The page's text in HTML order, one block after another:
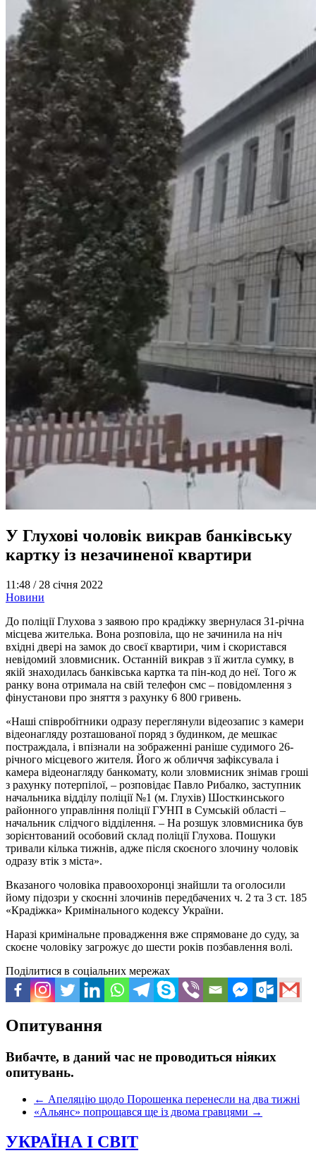
У Глухові чоловік викрав банківську
картку із незачиненої квартири
11:48 / 28 січня 2022
Новини
До поліції Глухова з заявою про крадіжку звернулася 31-річна
місцева жителька. Вона розповіла, що не зачинила на ніч
вхідні двері на замок до своєї квартири, чим і скористався
невідомий зловмисник. Останній викрав з її житла сумку, в
якій знаходилась банківська картка та пін-код до неї. Того ж
ранку вона отримала на свій телефон смс – повідомлення з
фінустанови про зняття з рахунку 6 800 гривень.
«Наші співробітники одразу переглянули відеозапис з камери
відеонагляду розташованої поряд з будинком, де мешкає
постраждала, і впізнали на зображенні раніше судимого 26-
річного місцевого жителя. Його ж обличчя зафіксувала і
камера відеонагляду банкомату, коли зловмисник знімав гроші
з рахунку потерпілої, – розповідає Павло Рибалко, заступник
начальника відділу поліції №1 (м. Глухів) Шосткинського
районного управління поліції ГУНП в Сумській області –
начальник слідчого відділення. – На розшук зловмисника був
зорієнтований особовий склад поліції Глухова. Пошуки
тривали кілька тижнів, адже після скоєного злочину чоловік
одразу втік з міста».
Вказаного чоловіка правоохоронці знайшли та оголосили
йому підозри у скоєнні злочинів передбачених ч. 2 та 3 ст. 185
«Крадіжка» Кримінального кодексу України.
Наразі кримінальне провадження вже спрямоване до суду, за
скоєне чоловіку загрожує до шести років позбавлення волі.
Поділитися в соціальних мережах
Опитування
Вибачте, в даний час не проводиться ніяких
опитувань.
← Апеляцію щодо Порошенка перенесли на два тижні
«Альянс» попрощався ще із двома гравцями →
УКРАЇНА І СВІТ